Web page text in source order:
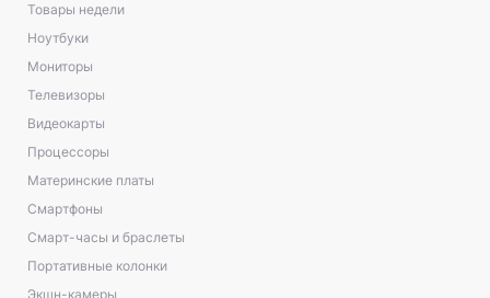
Товары недели
Ноутбуки
Мониторы
Телевизоры
Видеокарты
Процессоры
Материнские платы
Смартфоны
Смарт-часы и браслеты
Портативные колонки
Экшн-камеры